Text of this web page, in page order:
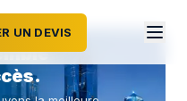
UN DEVIS